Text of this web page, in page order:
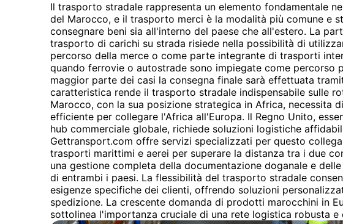
Il trasporto stradale rappresenta un elemento fondamentale
del Marocco, e il trasporto merci è la modalità più comune e
consegnare beni sia all'interno del paese che all'estero. La
trasporto di carichi su strada risiede nella possibilità di
percorso della merce o come parte integrante di trasporti
quando ferrovie o autostrade sono impiegate come percorso
maggior parte dei casi la consegna finale sarà effettuata
caratteristica rende il trasporto stradale indispensabile sulle
Marocco, con la sua posizione strategica in Africa, necessita
efficiente per collegare l'Africa all'Europa. Il Regno Unito,
hub commerciale globale, richiede soluzioni logistiche
Gettransport.com offre servizi specializzati per questo
trasporti marittimi e aerei per superare la distanza tra i due
una gestione completa della documentazione doganale e
di entrambi i paesi. La flessibilità del trasporto stradale
esigenze specifiche dei clienti, offrendo soluzioni
spedizione. La crescente domanda di prodotti marocchini in
sottolinea l'importanza cruciale di una rete logistica robusta e